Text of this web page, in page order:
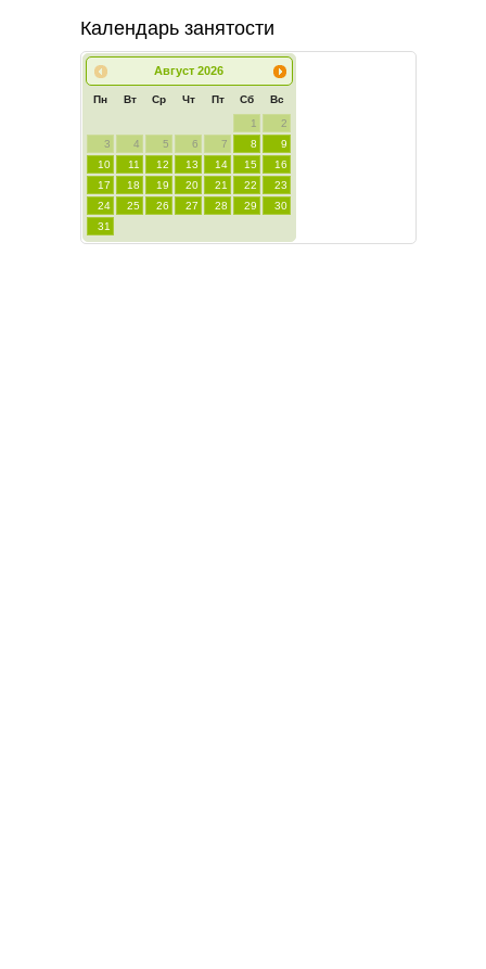
Календарь занятости
Август 2026
Пн Вт Ср Чт Пт Сб Вс
1
2
3
4 5 6 7 8
9
10
11 12 13 14 15
16
17
18 19 20 21 22
23
24
25 26 27 28 29
30
31